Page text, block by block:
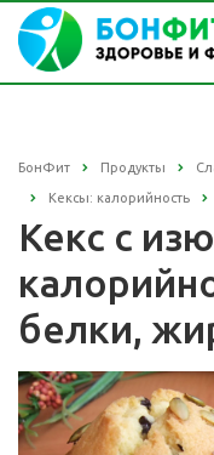
БонФит Продукты
Кексы: калорийность
Кекс с
белки,